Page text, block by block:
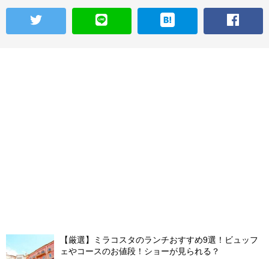
【厳選】ミラコスタのランチおすすめ9選！ビュッフ
ェやコースのお値段！ショーが見られる？